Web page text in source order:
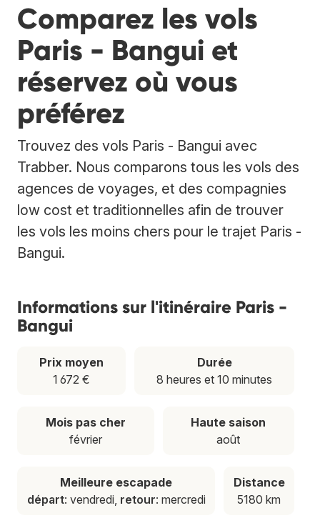
Comparez les vols
Paris - Bangui et
réservez où vous
préférez
Trouvez des vols Paris - Bangui avec
Trabber. Nous comparons tous les vols des
agences de voyages, et des compagnies
low cost et traditionnelles afin de trouver
les vols les moins chers pour le trajet Paris -
Bangui.
Informations sur l'itinéraire Paris -
Bangui
Prix moyen
1 672 €
Durée
8 heures et 10 minutes
Mois pas cher
février
Haute saison
août
Meilleure escapade
départ: vendredi, retour: mercredi
Distance
5180 km